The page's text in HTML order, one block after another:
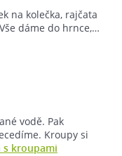
na kolečka, rajčata
dáme do hrnce,…
vodě. Pak
Kroupy si
s kroupami